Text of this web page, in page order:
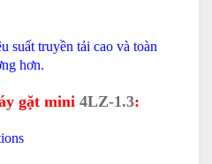
suất truyền tải cao và toàn
hơn.
gặt mini 4LZ-1.3: